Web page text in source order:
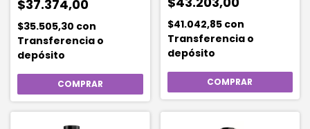
$37.374,00
$35.505,30 con
Transferencia o
depósito
$41.042,85 con
Transferencia o
depósito